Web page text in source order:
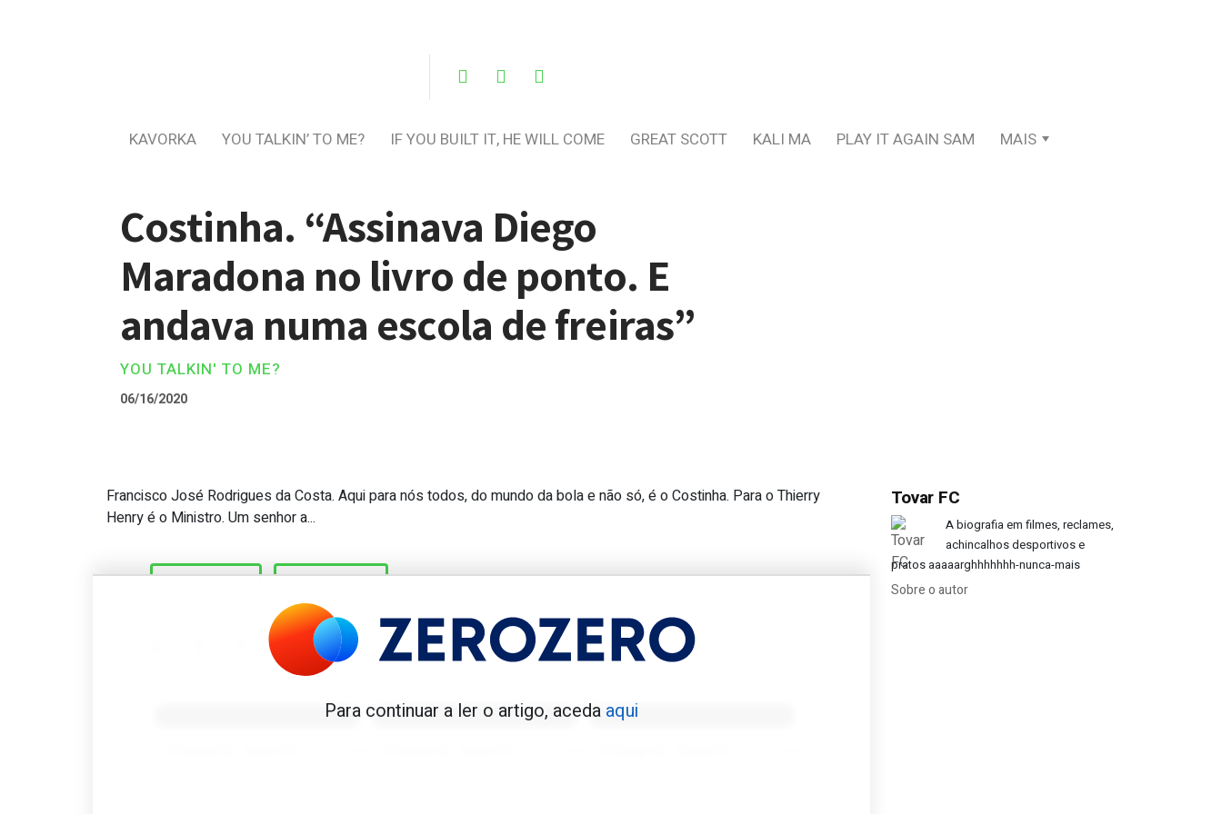
KAVORKA YOU TALKIN’ TO ME? IF YOU BUILT IT, HE WILL COME GREAT SCOTT KALI MA PLAY IT AGAIN SAM MAIS
Costinha. “Assinava Diego
Maradona no livro de ponto. E
andava numa escola de freiras”
YOU TALKIN' TO ME?
06/16/2020
Costinha. “Assinava Diego Maradona no livro de ponto. E andava numa escola de freiras”
Francisco José Rodrigues da Costa. Aqui para nós todos, do mundo da bola e não só, é o Costinha. Para o Thierry
Henry é o Ministro. Um senhor a...
COSTINHA EURO-2000
Para continuar a ler o artigo, aceda aqui
Tovar FC
A biografia em filmes, reclames,
achincalhos desportivos e
pratos aaaaarghhhhhhh-nunca-mais
Sobre o autor